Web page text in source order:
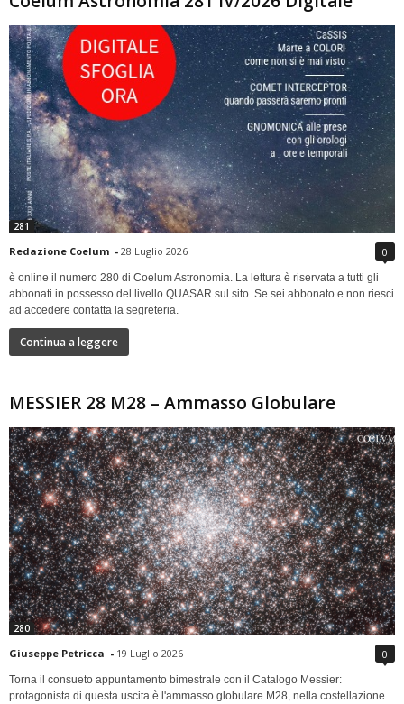
281
Redazione Coelum - 28 Luglio 2026 0
è online il numero 280 di Coelum Astronomia. La lettura è riservata a tutti gli
abbonati in possesso del livello QUASAR sul sito. Se sei abbonato e non riesci
ad accedere contatta la segreteria.
Continua a leggere
MESSIER 28 M28 – Ammasso Globulare
280
Giuseppe Petricca - 19 Luglio 2026 0
Torna il consueto appuntamento bimestrale con il Catalogo Messier:
protagonista di questa uscita è l'ammasso globulare M28, nella costellazione